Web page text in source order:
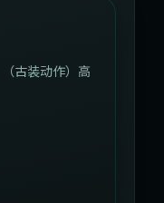
古装动作）高